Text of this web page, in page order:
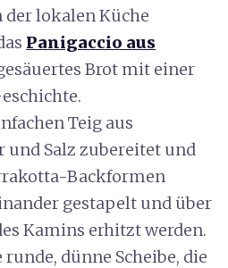
lokalen Küche
Panigaccio aus
Brot mit einer
Teig aus
und Salz zubereitet und
Backformen
gestapelt und über
Kamins erhitzt werden.
runde, dünne Scheibe, die